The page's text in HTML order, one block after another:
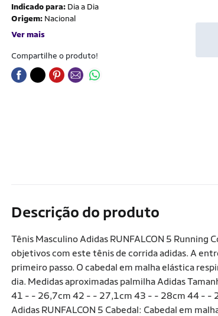
Indicado para: Dia a Dia
Origem: Nacional
Ver mais
Compartilhe o produto!
Descrição do produto
Tênis Masculino Adidas RUNFALCON 5 Running
objetivos com este tênis de corrida adidas. A
primeiro passo. O cabedal em malha elástica
dia. Medidas aproximadas palmilha Adidas
41 - - 26,7cm 42 - - 27,1cm 43 - - 28cm 44 - -
Adidas RUNFALCON 5 Cabedal: Cabedal em